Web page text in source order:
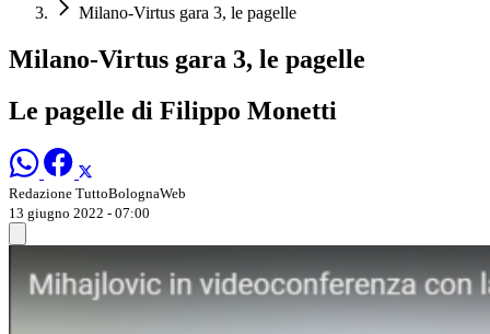
Milano-Virtus gara 3, le pagelle
Milano-Virtus gara 3, le pagelle
Le pagelle di Filippo Monetti
Redazione TuttoBolognaWeb
13 giugno 2022 - 07:00